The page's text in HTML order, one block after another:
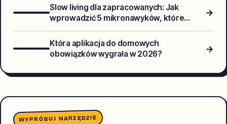
Slow living dla zapracowanych: Jak
wprowadzić 5 mikronawyków, które
zmienią Twój dzień bez rewolucji
→
Która aplikacja do domowych
obowiązków wygrała w 2026?
→
WYPRÓBUJ NARZĘDZIE